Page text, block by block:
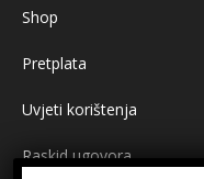
Shop
Pretplata
Uvjeti korištenja
Raskid ugovora